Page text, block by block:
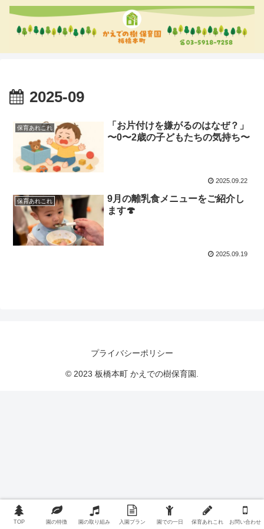
2025-09
保育あれこれ
「お片付けを嫌がるのはなぜ？」
〜0〜2歳の子どもたちの気持ち〜
2025.09.22
保育あれこれ
9月の離乳食メニューをご紹介し
ます🍄
2025.09.19
プライバシーポリシー
© 2023 板橋本町 かえでの樹保育園.
TOP 園の特徴 園の取り組み 入園プラン 園での一日 保育あれこれ お問い合わせ